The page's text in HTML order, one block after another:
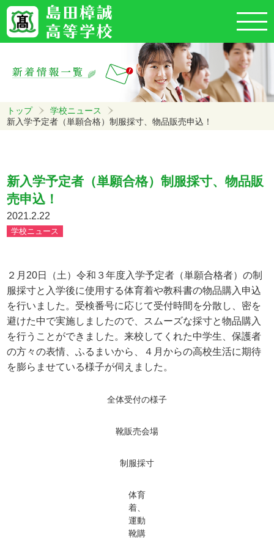
トップ
学校ニュース
新入学予定者（単願合格）制服採寸、物品販売申込！
新入学予定者（単願合格）制服採寸、物品販
売申込！
2021.2.22
学校ニュース
２月20日（土）令和３年度入学予定者（単願合格者）の制
服採寸と入学後に使用する体育着や教科書の物品購入申込
を行いました。受検番号に応じて受付時間を分散し、密を
避けた中で実施しましたので、スムーズな採寸と物品購入
を行うことができました。来校してくれた中学生、保護者
の方々の表情、ふるまいから、４月からの高校生活に期待
を膨らませている様子が伺えました。
全体受付の様子
靴販売会場
制服採寸
体育
着、
運動
靴購